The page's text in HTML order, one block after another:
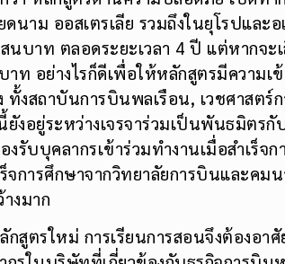
ว่า หลักสูตรด้านความปลอดภัย เปิดทำ
ยดนาม ออสเตรเลีย รวมถึงในยุโรปและ
นบาท ตลอดระยะเวลา 4 ปี แต่หากจะ
บาท อย่างไรก็ดีเพื่อให้หลักสูตรมีความ
ทั้งสถาบันการบินพลเรือน, เวชศาสตร์
ยังอยู่ระหว่างเจรจาร่วมเป็นพันธมิตร
งรับบุคลากรเข้าร่วมทำงานเมื่อสำเร็จ
ร็จการศึกษาจากวิทยาลัยการบินและคม
ลักสูตรใหม่ การเรียนการสอนจึงต้องอ